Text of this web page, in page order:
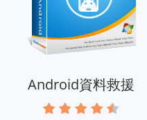
Android資料救援